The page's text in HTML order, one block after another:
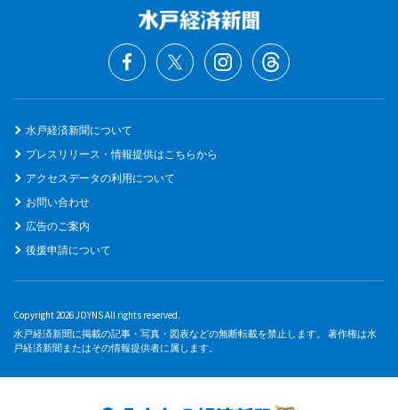
水戸経済新聞について
プレスリリース・情報提供はこちらから
アクセスデータの利用について
お問い合わせ
広告のご案内
後援申請について
Copyright 2026 JOYNS All rights reserved.
水戸経済新聞に掲載の記事・写真・図表などの無断転載を禁止します。 著作権は水
戸経済新聞またはその情報提供者に属します。